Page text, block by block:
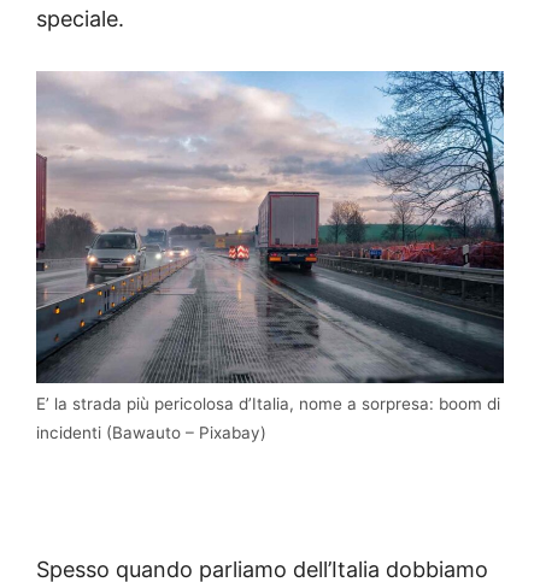
speciale.
E’ la strada più pericolosa d’Italia, nome a sorpresa: boom di
incidenti (Bawauto – Pixabay)
Spesso quando parliamo dell’Italia dobbiamo